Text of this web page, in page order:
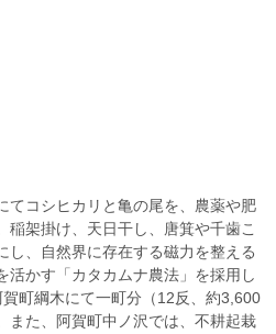
てコシヒカリと亀の尾を、農薬や肥
稲架掛け、天日干し、唐箕や千歯こ
し、自然界に存在する磁力を整える
活かす「カタカムナ農法」を採用し
町綱木にて一町分（12反、約3,600
また、阿賀町中ノ沢では、不耕起栽